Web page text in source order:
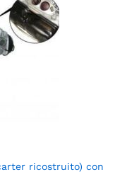
ricostruito) con